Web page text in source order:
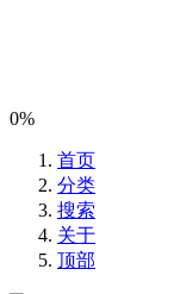
0%
首页
分类
搜索
关于
顶部